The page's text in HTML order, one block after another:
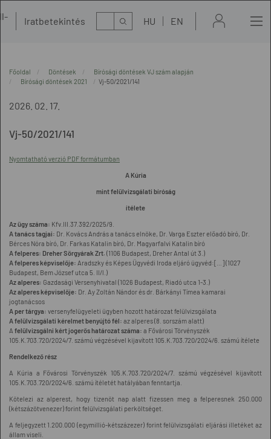
Iratbetekintés Kereső HU EN
Főoldal Döntések
Bírósági döntések VJ szám alapján
Bírósági döntések 2021
Vj-50/2021/141
2026. 02. 17.
Vj-50/2021/141
Nyomtatható verzió PDF formátumban
A Kúria
mint felülvizsgálati bíróság
ítélete
Az ügy száma: Kfv.III.37.392/2025/9.
A tanács tagjai: Dr. Kovács András a tanács elnöke, Dr. Varga Eszter előadó bíró, Dr.
Bérces Nóra bíró, Dr. Farkas Katalin bíró, Dr. Magyarfalvi Katalin bíró
A felperes: Dreher Sörgyárak Zrt. (1106 Budapest, Dreher Antal út 3.)
A felperes képviselője: Aradszky és Képes Ügyvédi Iroda eljáró ügyvéd:[…] (1027
Budapest, Bem József utca 5. II/l.)
Az alperes: Gazdasági Versenyhivatal (1026 Budapest, Riadó utca 1-3.)
Az alperes képviselője: Dr. Ay Zoltán Nándor és dr. Bárkányi Tímea kamarai
jogtanácsos
A per tárgya: versenyfelügyeleti ügyben hozott határozat felülvizsgálata
A felülvizsgálati kérelmet benyújtó fél: az alperes (8. sorszám alatt)
A felülvizsgálni kért jogerős határozat száma: a Fővárosi Törvényszék
105.K.703.720/2024/7. számú végzésével kijavított 105.K.703.720/2024/6. számú ítélete
Rendelkező rész
A Kúria a Fővárosi Törvényszék 105.K.703.720/2024/7. számú végzésével kijavított
105.K.703.720/2024/6. számú ítéletét hatályában fenntartja.
Kötelezi az alperest, hogy tizenöt nap alatt fizessen meg a felperesnek 250.000
(kétszázötvenezer) forint felülvizsgálati perköltséget.
A feljegyzett 1.200.000 (egymillió-kétszázezer) forint felülvizsgálati eljárási illetéket az
állam viseli.